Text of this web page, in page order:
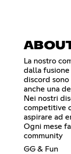
La nostro
dalla
discord
anche una
Nei nostri
competitive
aspirare ad
Ogni mese
community
GG & Fun